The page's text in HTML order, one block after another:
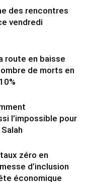
des rencontres
vendredi
route en baisse
de morts en
l’impossible pour
zéro en
d’inclusion
économique